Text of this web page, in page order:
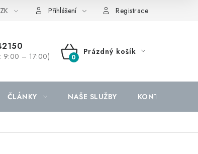
Přihlášení Registrace
9:00 – 17:00)
NÁKUPNÍ
Prázdný košík
ČLÁNKY NAŠE SLUŽBY KONTAKTY